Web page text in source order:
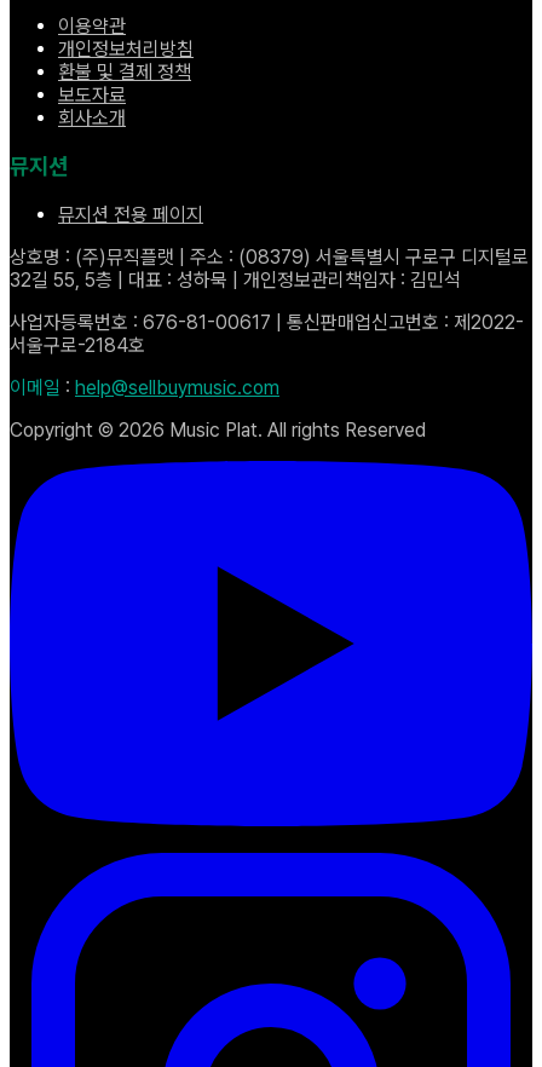
이용약관
개인정보처리방침
환불 및 결제 정책
보도자료
회사소개
뮤지션
뮤지션 전용 페이지
상호명 : (주)뮤직플랫 | 주소 : (08379) 서울특별시 구로구 디지털로
32길 55, 5층 | 대표 : 성하묵 | 개인정보관리책임자 : 김민석
사업자등록번호 : 676-81-00617 | 통신판매업신고번호 : 제2022-
서울구로-2184호
이메일 : help@sellbuymusic.com
Copyright © 2026 Music Plat. All rights Reserved